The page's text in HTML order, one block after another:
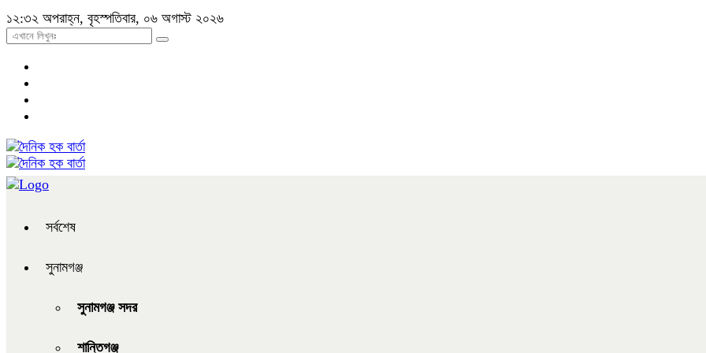
১২:৩২ অপরাহ্ন, বৃহস্পতিবার, ০৬ অগাস্ট ২০২৬
সর্বশেষ
সুনামগঞ্জ
সুনামগঞ্জ সদর
শান্তিগঞ্জ